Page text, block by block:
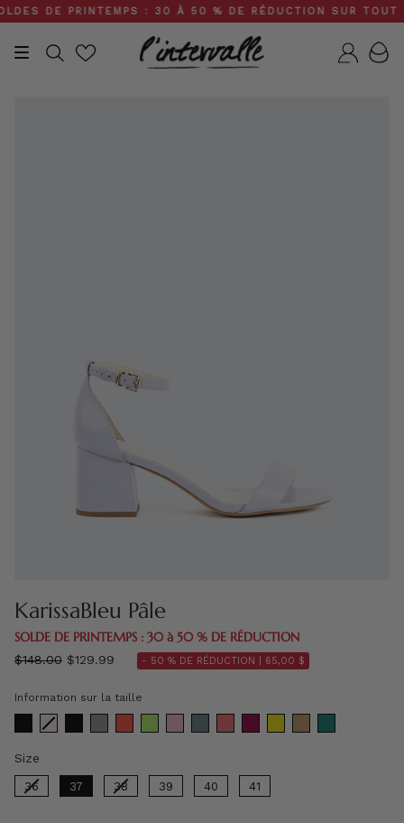
Skip
to
content
PRINTEMPS : 30 À 50 % DE RÉDUCTION SUR TOUT LE
Recherche
KarissaBleu Pâle
SOLDE DE PRINTEMPS : 30 à 50 % DE RÉDUCTION
régulier
$148.00 $129.99 - 50 % DE RÉDUCTION | 65,00 $
Information sur la taille
Size
36 37 38 39 40 41